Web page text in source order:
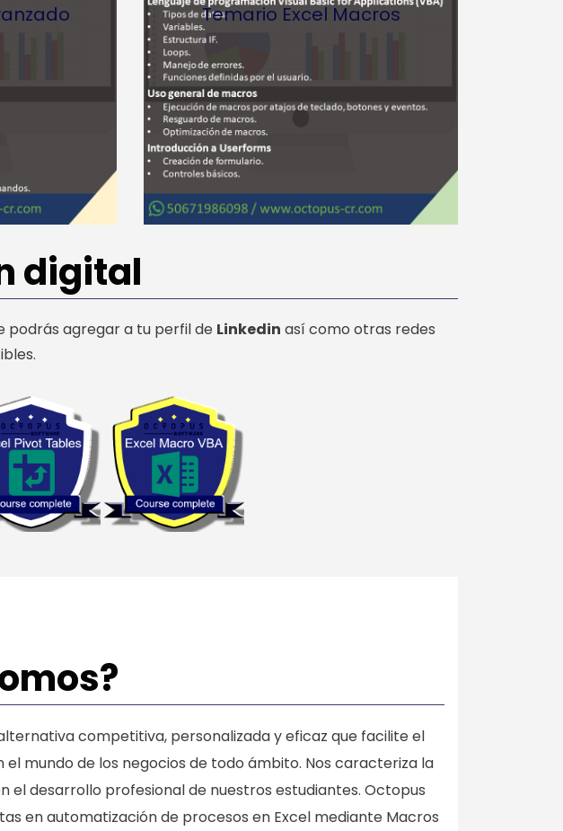
Temario Excel Macros
digital
podrás agregar a tu perfil de Linkedin así como otras redes
competitiva, personalizada y eficaz que facilite el
mundo de los negocios de todo ámbito. Nos caracteriza la
desarrollo profesional de nuestros estudiantes. Octopus
en automatización de procesos en Excel mediante Macros